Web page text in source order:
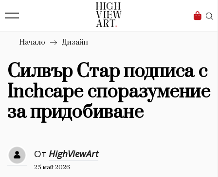
Бизнес
Мода
Dialogue
Изкуство
4340
Красота
Дизайн
Начало Дизайн
Силвър Стар подписа с
Inchcape споразумение
за придобиване
От HighViewArt
25 май 2026